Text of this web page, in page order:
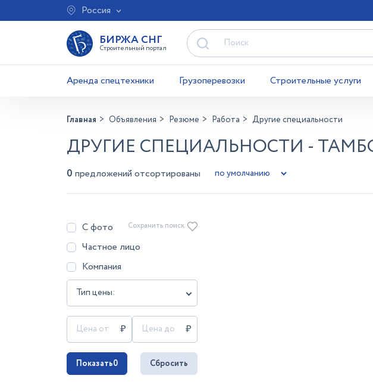
Россия
БИРЖА СНГ
Строительный портал
Аренда спецтехники Грузоперевозки Строительные услуги
Главная Объявления Резюме Работа Другие специальности
ДРУГИЕ СПЕЦИАЛЬНОСТИ -
0 предложений отсортированы
С фото
Частное лицо
Компания
Тип цены:
Сохранить поиск
Показать0 Сбросить